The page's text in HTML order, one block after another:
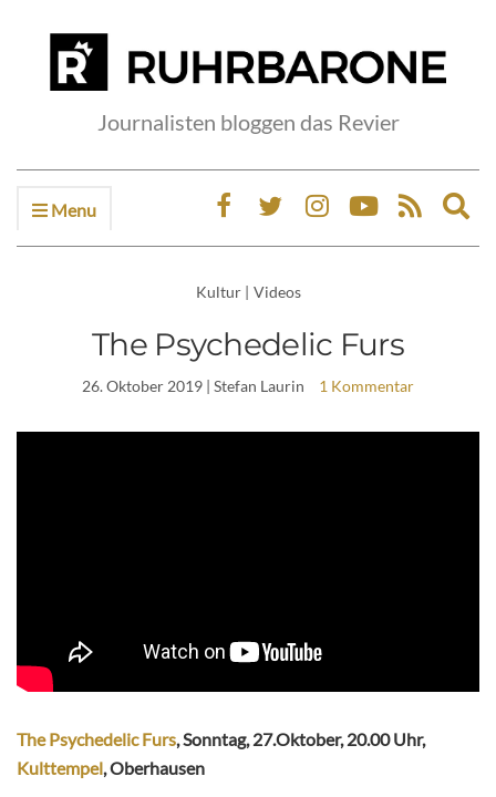
Journalisten bloggen das Revier
Menu
Kultur | Videos
The Psychedelic Furs
26. Oktober 2019 | Stefan Laurin 1 Kommentar
The Psychedelic Furs, Sonntag, 27.Oktober, 20.00 Uhr,
Kulttempel, Oberhausen